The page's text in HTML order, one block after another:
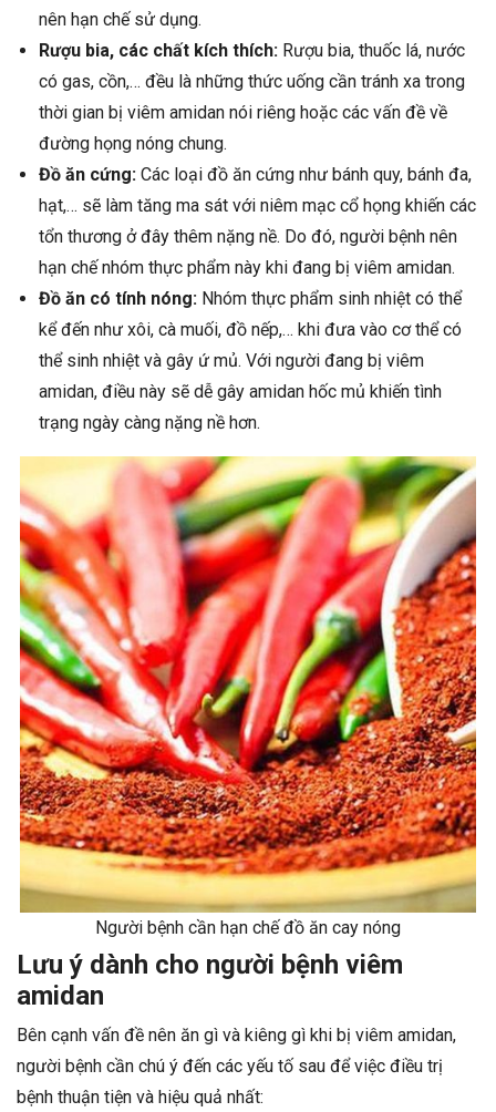
nên hạn chế sử dụng.
Rượu bia, các chất kích thích: Rượu bia, thuốc lá, nước
có gas, cồn,… đều là những thức uống cần tránh xa trong
thời gian bị viêm amidan nói riêng hoặc các vấn đề về
đường họng nóng chung.
Đồ ăn cứng: Các loại đồ ăn cứng như bánh quy, bánh đa,
hạt,… sẽ làm tăng ma sát với niêm mạc cổ họng khiến các
tổn thương ở đây thêm nặng nề. Do đó, người bệnh nên
hạn chế nhóm thực phẩm này khi đang bị viêm amidan.
Đồ ăn có tính nóng: Nhóm thực phẩm sinh nhiệt có thể
kể đến như xôi, cà muối, đồ nếp,… khi đưa vào cơ thể có
thể sinh nhiệt và gây ứ mủ. Với người đang bị viêm
amidan, điều này sẽ dễ gây amidan hốc mủ khiến tình
trạng ngày càng nặng nề hơn.
Người bệnh cần hạn chế đồ ăn cay nóng
Lưu ý dành cho người bệnh viêm
amidan
Bên cạnh vấn đề nên ăn gì và kiêng gì khi bị viêm amidan,
người bệnh cần chú ý đến các yếu tố sau để việc điều trị
bệnh thuận tiện và hiệu quả nhất: